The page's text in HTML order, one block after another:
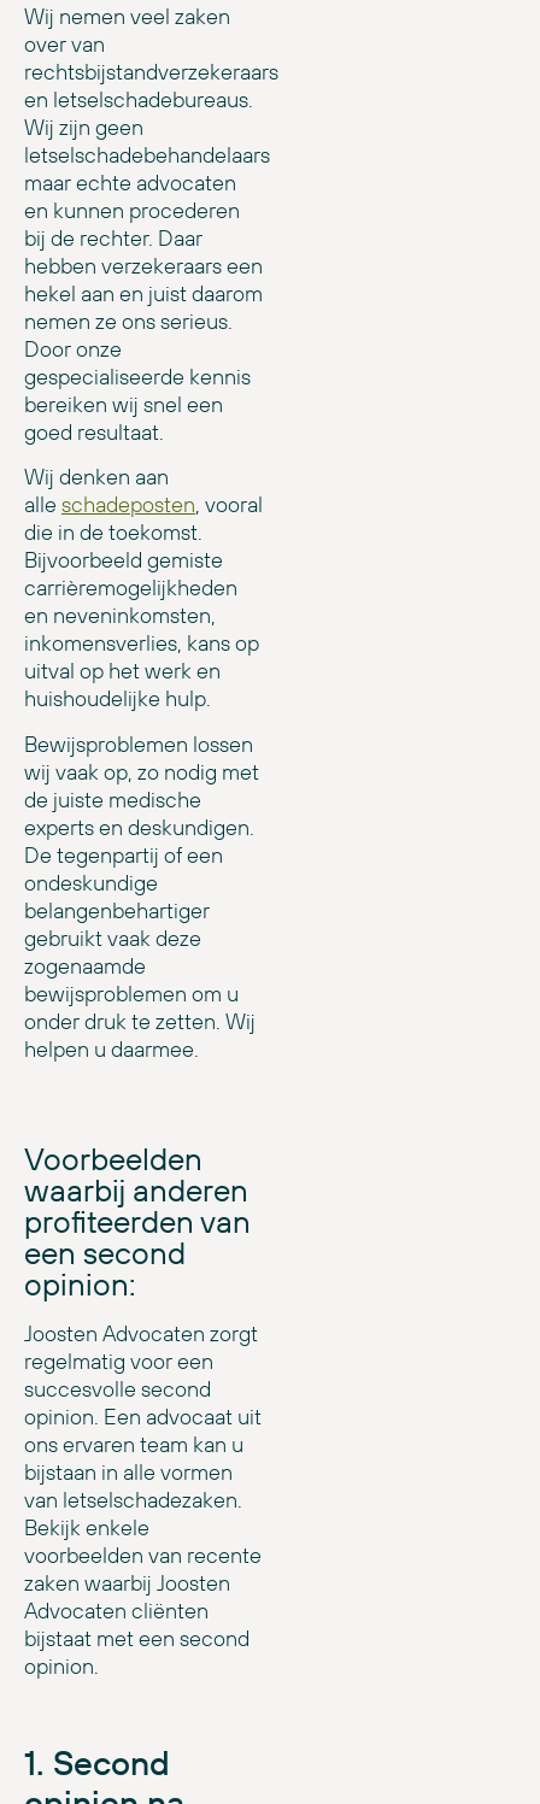
Wij nemen veel zaken
over van
rechtsbijstandverzekeraars
en letselschadebureaus.
Wij zijn geen
letselschadebehandelaars
maar echte advocaten
en kunnen procederen
bij de rechter. Daar
hebben verzekeraars een
hekel aan en juist daarom
nemen ze ons serieus.
Door onze
gespecialiseerde kennis
bereiken wij snel een
goed resultaat.
Wij denken aan
alle schadeposten, vooral
die in de toekomst.
Bijvoorbeeld gemiste
carrièremogelijkheden
en neveninkomsten,
inkomensverlies, kans op
uitval op het werk en
huishoudelijke hulp.
Bewijsproblemen lossen
wij vaak op, zo nodig met
de juiste medische
experts en deskundigen.
De tegenpartij of een
ondeskundige
belangenbehartiger
gebruikt vaak deze
zogenaamde
bewijsproblemen om u
onder druk te zetten. Wij
helpen u daarmee.
Voorbeelden
waarbij anderen
profiteerden van
een second
opinion:
Joosten Advocaten zorgt
regelmatig voor een
succesvolle second
opinion. Een advocaat uit
ons ervaren team kan u
bijstaan in alle vormen
van letselschadezaken.
Bekijk enkele
voorbeelden van recente
zaken waarbij Joosten
Advocaten cliënten
bijstaat met een second
opinion.
1. Second